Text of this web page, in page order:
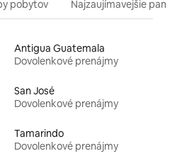
pobytov Najzaujímavejšie
Antigua Guatemala
Dovolenkové prenájmy
San José
Dovolenkové prenájmy
Tamarindo
Dovolenkové prenájmy